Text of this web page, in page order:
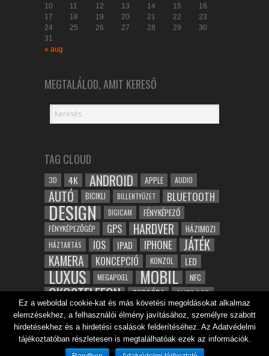
10
11 12 13 14 15
16
17
18 19 20 21 22
23
24
25 26 27 28 29
30
31
« aug
MEGTALÁLOD, AMIT KERESŐ
TAG CLOUD
3D 4K ANDROID APPLE AUDIO
AUTÓ BICIKLI BILLENTYŰZET BLUETOOTH
DESIGN DIGICAM FÉNYKÉPEZŐ
FÉNYKÉPEZŐGÉP GPS HARDVER HÁZIMOZI
HÁZTARTÁS IOS IPAD IPHONE JÁTÉK
KAMERA KONCEPCIÓ KONZOL LED
LUXUS MEGAPIXEL MOBIL NFC
OKOSTELEFON OKOSÓRA OUTDOOR
ROBOT SAMSUNG SPORT TABLET
TESZT VIDEÓ VÍZÁLLÓ WIFI ZENE ZÖLD
ÉPÍTÉSZET ÉRINTŐKÉPERNYŐ ÓRA
Ez a weboldal cookie-kat és más követési megoldásokat alkalmaz
elemzésekhez, a felhasználói élmény javításához, személyre szabott
hirdetésekhez és a hirdetési csalások felderítéséhez. Az Adatvédelmi
tájékoztatóban részletesen is megtalálhatóak ezek az információk.